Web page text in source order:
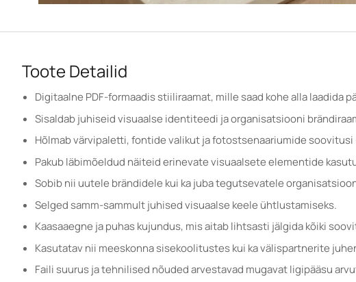
Toote Detailid
Digitaalne PDF-formaadis stiiliraamat, mille saad kohe alla laadida
Sisaldab juhiseid visuaalse identiteedi ja organisatsiooni
Hõlmab värvipaletti, fontide valikut ja fotostsenaariumide soovitusi
Pakub läbimõeldud näiteid erinevate visuaalsete elementide
Sobib nii uutele brändidele kui ka juba tegutsevatele
Selged samm-sammult juhised visuaalse keele ühtlustamiseks.
Kaasaaegne ja puhas kujundus, mis aitab lihtsasti jälgida kõiki
Kasutatav nii meeskonna sisekoolitustes kui ka välispartnerite
Faili suurus ja tehnilised nõuded arvestavad mugavat ligipääsu